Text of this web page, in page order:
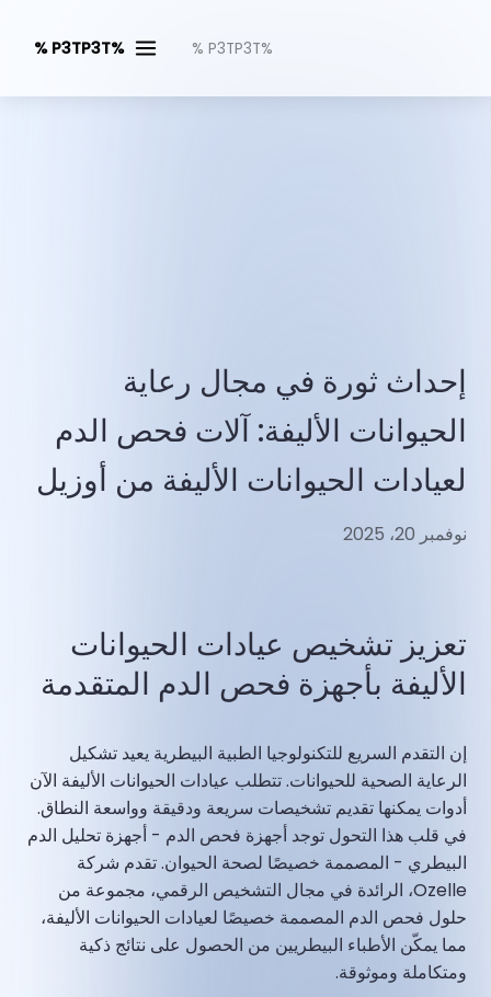
%P3TP3T %
%P3TP3T %
إحداث ثورة في مجال رعاية
الحيوانات الأليفة: آلات فحص الدم
لعيادات الحيوانات الأليفة من أوزيل
نوفمبر 20، 2025
تعزيز تشخيص عيادات الحيوانات
الأليفة بأجهزة فحص الدم المتقدمة
إن التقدم السريع للتكنولوجيا الطبية البيطرية يعيد تشكيل
الرعاية الصحية للحيوانات. تتطلب عيادات الحيوانات الأليفة الآن
أدوات يمكنها تقديم تشخيصات سريعة ودقيقة وواسعة النطاق.
في قلب هذا التحول توجد أجهزة فحص الدم - أجهزة تحليل الدم
البيطري - المصممة خصيصًا لصحة الحيوان. تقدم شركة
Ozelle، الرائدة في مجال التشخيص الرقمي، مجموعة من
حلول فحص الدم المصممة خصيصًا لعيادات الحيوانات الأليفة،
مما يمكّن الأطباء البيطريين من الحصول على نتائج ذكية
ومتكاملة وموثوقة.